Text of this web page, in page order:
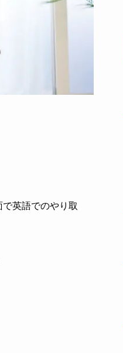
英語でのやり取